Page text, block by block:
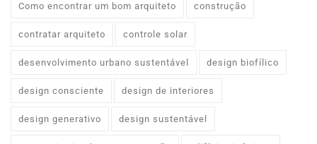
Como encontrar um bom arquiteto construção
contratar arquiteto controle solar
desenvolvimento urbano sustentável design biofílico
design consciente design de interiores
design generativo design sustentável